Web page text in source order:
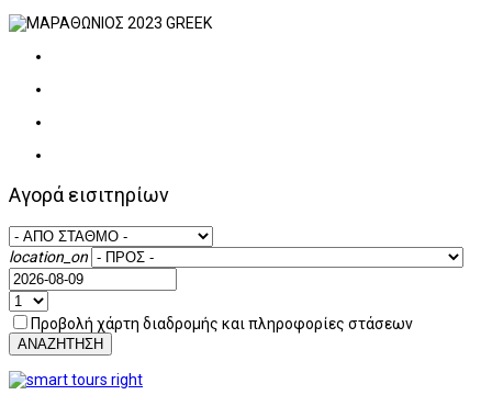
Αγορά εισιτηρίων
location_on
Προβολή χάρτη διαδρομής και πληροφορίες στάσεων
ΑΝΑΖΗΤΗΣΗ